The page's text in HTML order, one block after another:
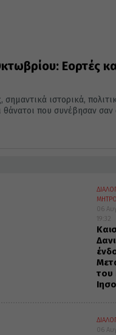
Εορτές
σημαντικά ιστορικά,
θάνατοι που συνέβησαν
06
19:32
του
06